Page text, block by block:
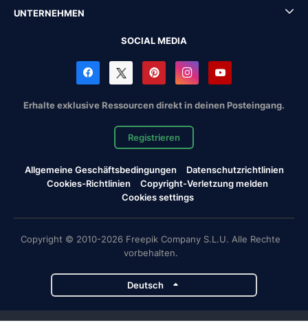
UNTERNEHMEN
SOCIAL MEDIA
Erhalte exklusive Ressourcen direkt in deinen Posteingang.
Registrieren
Allgemeine Geschäftsbedingungen
Datenschutzrichtlinien
Cookies-Richtlinien
Copyright-Verletzung melden
Cookies settings
Copyright © 2010-2026 Freepik Company S.L.U. Alle Rechte
vorbehalten.
Deutsch